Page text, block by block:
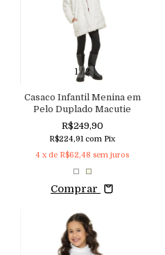
1/2
Casaco Infantil Menina em
Pelo Duplado Macutie
R$249,90
R$224,91 com Pix
4 x de R$62,48 sem juros
Comprar